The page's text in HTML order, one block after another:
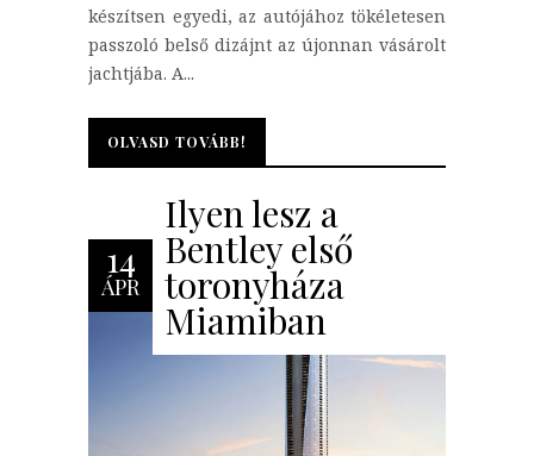
készítsen egyedi, az autójához tökéletesen
passzoló belső dizájnt az újonnan vásárolt
jachtjába. A...
OLVASD TOVÁBB!
OLVASD TOVÁBB!
14
ÁPR
Ilyen lesz a
Bentley első
toronyháza
Miamiban